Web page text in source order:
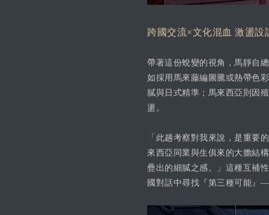
跨國交流×文化混血 激盪設
帶著這份蛻變的視角，馬靜自
如採用馬來藤編圖騰或熱帶色
膩與日式精準；馬來西亞則因
盪。
「此趟考察對我來說，是重要
來西亞同業與生俱來的大膽結
疊出的細膩之感。」這種互補
國對話中尋找『第三種可能』